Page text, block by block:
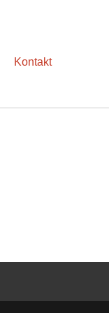
Kontakt